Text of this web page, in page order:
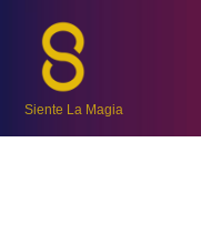
Siente La Magia